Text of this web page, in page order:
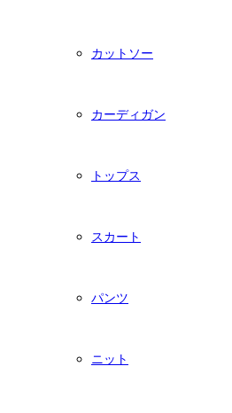
カットソー
カーディガン
トップス
スカート
パンツ
ニット